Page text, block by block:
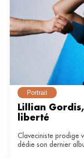
Portrait
Lillian
liberté
Claveciniste prodige
dédie son dernier